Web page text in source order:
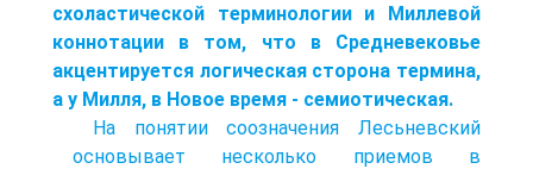
схоластической терминологии и Миллевой
коннотации в том, что в Средневековье
акцентируется логическая сторона термина,
а у Милля, в Новое время - семиотическая.
На понятии соозначения Лесьневский
основывает несколько приемов в